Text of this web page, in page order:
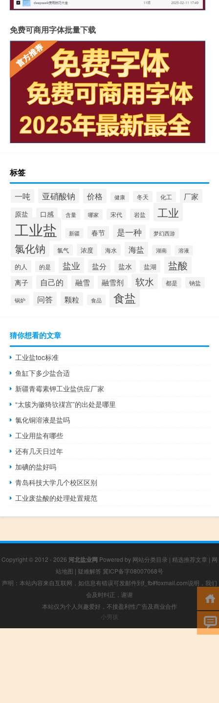
免费可商用字体批量下载
标签
一吨 亚硝酸钠 价格 健康 冬天 化工 厂家
原盐 口感 含量 哪家 宋代 岩盐 工业
工业盐 新疆 春节 是一种 梦幻西游
氯化钠 氯气 浓度 海水 海盐 湖南 溶液
的人 的是 盐业 盐分 盐水 盐湖 盐酸
离子 自己的 融雪 融雪剂 软水 都是 钠盐
锅炉 问答 颗粒 食品 食盐
猜你想看的文章
工业盐toc标准
鱼缸下多少盐合适
新疆青霉素钾工业盐供应厂家
“太簇为徽猗欤禖宫”的出处是哪里
氯化铜溶液是盐吗
工业用盐有哪些
还有几天日过年
加碘的盐好吗
青岛科技大学几个校区区别
工业废盐酸的处理处置规范
Copyright © 2012 - 2026 河北盐业网 Powered by 网站分类目录 | 精选推荐文章 | 网
站地图 | 疑难解答 冀ICP备字08007068号
声明：本站内容来自互联网，如信息有错误可发邮件到f_fb#foxmail.com说明，我们
会及时纠正，谢谢
本站仅为个人兴趣爱好，不接盈利性广告及商业合作
小男孩